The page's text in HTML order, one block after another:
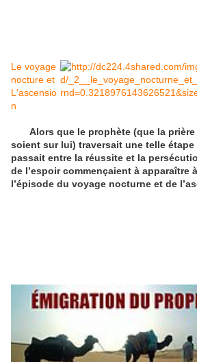
Le voyage
nocture et
L'ascensio
n
Alors que le prophète (que la prière
soient sur lui) traversait une telle
passait entre la réussite et la
de l’espoir commençaient à apparaître
l’épisode du voyage nocturne et de